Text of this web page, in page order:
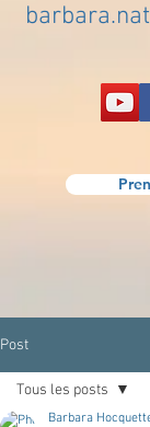
Post
Tous les posts
Barbara